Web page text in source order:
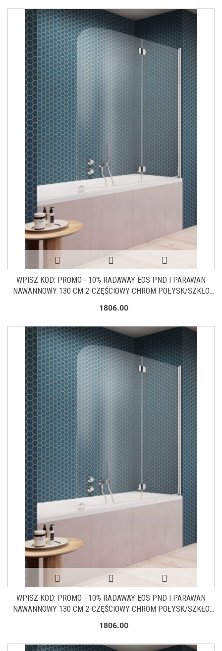
WPISZ KOD: PROMO - 10% RADAWAY EOS PND I PARAWAN
NAWANNOWY 130 CM 2-CZĘŚCIOWY CHROM POŁYSK/SZKŁO
1806.00
WPISZ KOD: PROMO - 10% RADAWAY EOS PND I PARAWAN
NAWANNOWY 130 CM 2-CZĘŚCIOWY CHROM POŁYSK/SZKŁO
1806.00